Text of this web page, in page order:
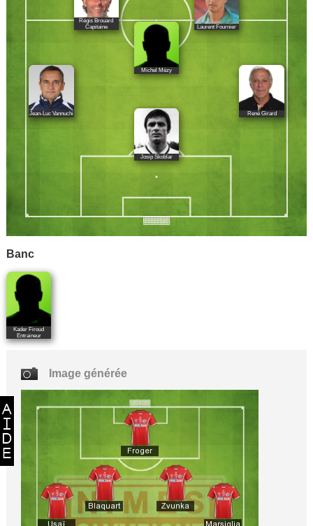
Régis Brouard
Capitaine
Laurent Fournier
Michel Mézy
René Girard
Jean-Luc Vannuchi
Josip Skoblar
Banc
Kader Firoud
Entraineur
Image générée